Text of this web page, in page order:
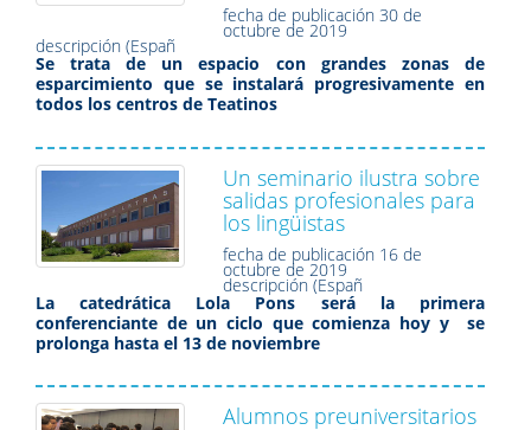
fecha de publicación 30 de
octubre de 2019
descripción (Españ
Se trata de un espacio con grandes zonas de
esparcimiento que se instalará progresivamente en
todos los centros de Teatinos
Un seminario ilustra sobre
salidas profesionales para
los lingüistas
fecha de publicación 16 de
octubre de 2019
descripción (Españ
La catedrática Lola Pons será la primera
conferenciante de un ciclo que comienza hoy y se
prolonga hasta el 13 de noviembre
Alumnos preuniversitarios